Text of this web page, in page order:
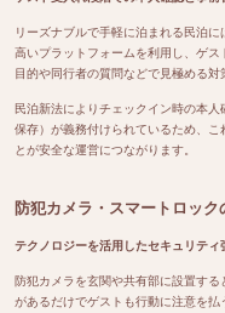
リーズナブルで手軽に泊まれる民泊
高いプラットフォームを利用し、ゲ
目的や同行者の質問などで見極める対
民泊新法によりチェックイン時の本
保存）が義務付けられているため、
とが安全な運営につながります。
防犯カメラ・スマートロック
テクノロジーを活用したセキュリティ
防犯カメラを玄関や共有部に設置す
があるだけでゲストも行動に注意を